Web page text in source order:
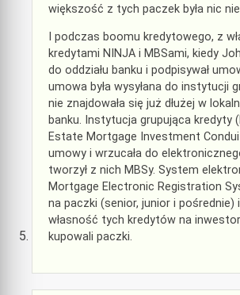
większość z tych paczek była nic
I podczas boomu kredytowego, z
kredytami NINJA i MBSami, kiedy
do oddziału banku i podpisywał
umowa była wysyłana do instytucji
nie znajdowała się już dłużej w
banku. Instytucja grupująca kredyty
Estate Mortgage Investment
umowy i wrzucała do
tworzył z nich MBSy. System
Mortgage Electronic Registration
na paczki (senior, junior i pośrednie)
własność tych kredytów na
kupowali paczki.